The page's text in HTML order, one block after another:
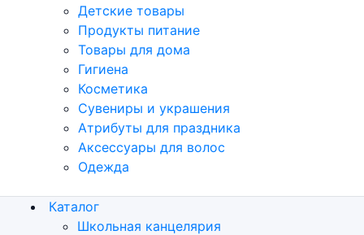
Детские товары
Продукты питание
Товары для дома
Гигиена
Косметика
Сувениры и украшения
Атрибуты для праздника
Аксеcсуары для волос
Одежда
Каталог
Школьная канцелярия